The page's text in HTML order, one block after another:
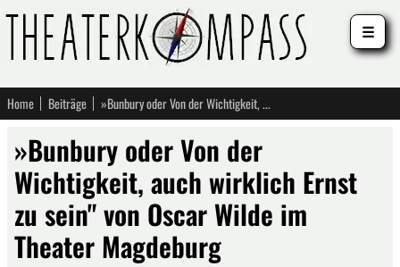
Home Beiträge »Bunbury oder Von der Wichtigkeit, auch wirklich Ernst zu sein" von Oscar Wilde im Theater Magdeburg
»Bunbury oder Von der
Wichtigkeit, auch wirklich Ernst
zu sein" von Oscar Wilde im
Theater Magdeburg
☰